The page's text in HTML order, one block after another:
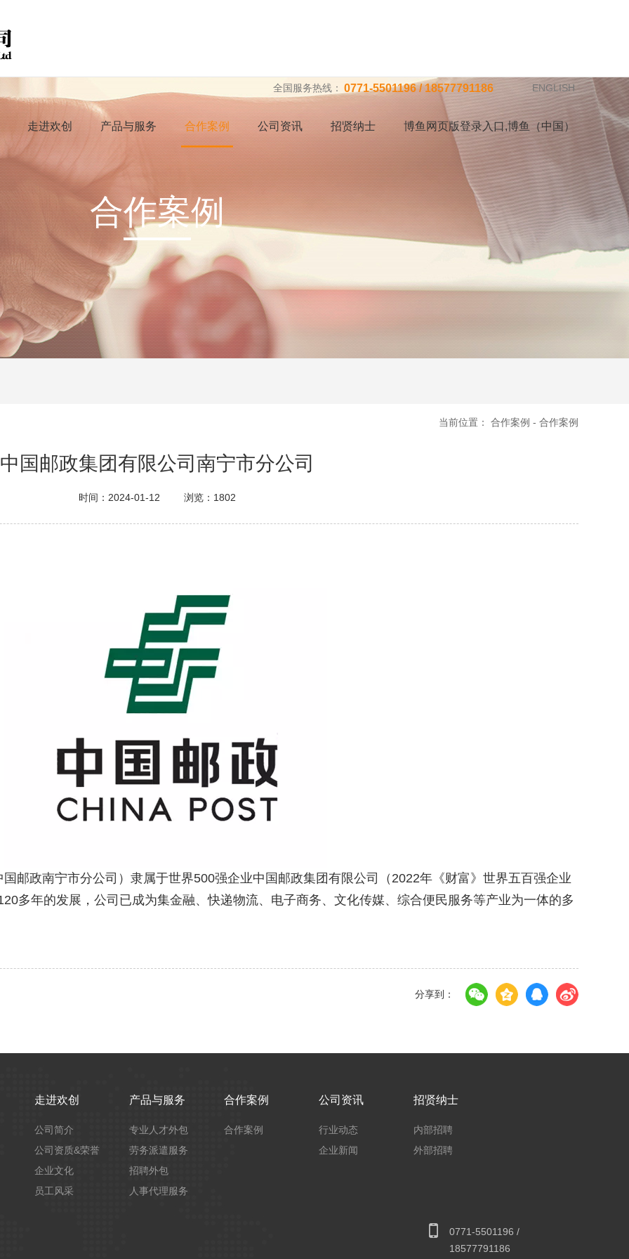
ENGLISH
全国服务热线： 0771-5501196 / 18577791186
走进欢创 产品与服务 合作案例 公司资讯 招贤纳士 博鱼网页版登录入口,博鱼（中国）
合作案例
当前位置： 合作案例 - 合作案例
中国邮政集团有限公司南宁市分公司
时间：2024-01-12 浏览：1802
邮政南宁市分公司）隶属于世界500强企业中国邮政集团有限公司（2022年《财富》世界五百强企业
多年的发展，公司已成为集金融、快递物流、电子商务、文化传媒、综合便民服务等产业为一体的多
分享到：
走进欢创
公司简介
公司资质&荣誉
企业文化
员工风采
产品与服务
专业人才外包
劳务派遣服务
招聘外包
人事代理服务
合作案例
合作案例
公司资讯
行业动态
企业新闻
招贤纳士
内部招聘
外部招聘
0771-5501196 /
18577791186